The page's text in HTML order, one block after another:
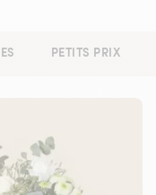
PETITS PRIX